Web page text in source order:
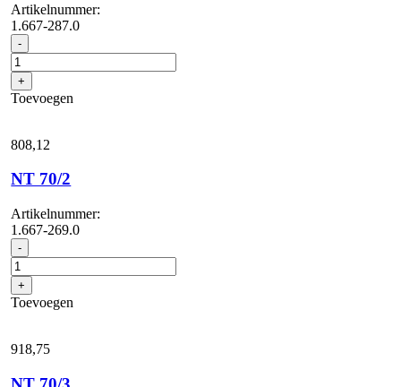
Artikelnummer:
1.667-287.0
- NT
65/2
Tact²
Tc
aantal
+
Toevoegen
808,12
NT 70/2
Artikelnummer:
1.667-269.0
- NT
70/2
aantal
+
Toevoegen
918,75